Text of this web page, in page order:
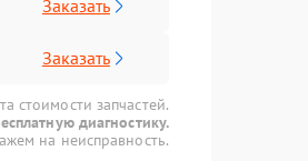
Заказать
Заказать
стоимости запчастей.
диагностику.
на неисправность.